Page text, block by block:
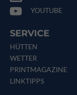
YOUTUBE
SERVICE
HÜTTEN
WETTER
PRINTMAGAZINE
LINKTIPPS